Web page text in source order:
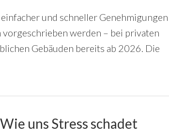
und schneller Genehmigungen
werden – bei privaten
Gebäuden bereits ab 2026. Die
uns Stress schadet